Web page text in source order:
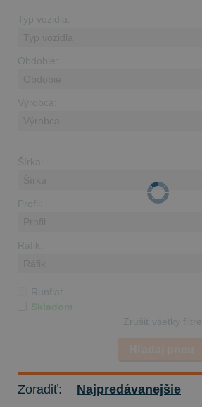
Typ vozidla:
Obdobie:
Výrobca:
Šírka:
Profil:
Ráfik:
Runflat
Skladom
Zrušiť všetky filtre
Zoradiť:
Najpredávanejšie